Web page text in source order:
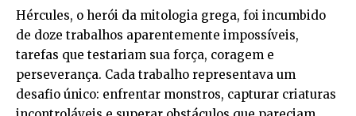
Hércules, o herói da mitologia grega, foi incumbido
de doze trabalhos aparentemente impossíveis,
tarefas que testariam sua força, coragem e
perseverança. Cada trabalho representava um
desafio único: enfrentar monstros, capturar criaturas